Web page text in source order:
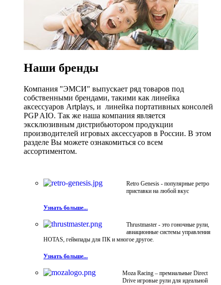
Наши бренды
Компания "ЭМСИ" выпускает ряд товаров под
собственными брендами, такими как линейка
аксессуаров Artplays, и линейка портативных консолей
PGP AIO. Так же наша компания является
эксклюзивным дистрибьютором продукции
производителей игровых аксессуаров в России. В этом
разделе Вы можете ознакомиться со всем
ассортиментом.
Retro Genesis - популярные ретро
приставки на любой вкус
Узнать больше...
Thrustmaster - это гоночные рули,
авиационные системы управления
HOTAS, геймпады для ПК и многое другое.
Узнать больше...
Moza Racing – премиальные Direct
Drive игровые рули для идеальной